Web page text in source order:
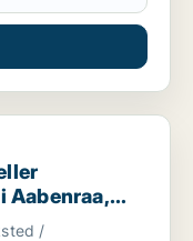
til salg i
Aabenraa,
/